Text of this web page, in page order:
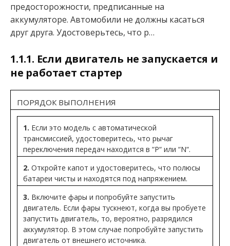
предосторожности, предписанные на
аккумуляторе. Автомобили не должны касаться
друг друга. Удостоверьтесь, что р…
1.1.1. Если двигатель не запускается и
не работает стартер
ПОРЯДОК ВЫПОЛНЕНИЯ
1. Если это модель с автоматической
трансмиссией, удостоверитесь, что рычаг
переключения передач находится в “P“ или “N“.
2. Откройте капот и удостоверитесь, что полюсы
батареи чисты и находятся под напряжением.
3. Включите фары и попробуйте запустить
двигатель. Если фары тускнеют, когда вы пробуете
запустить двигатель, то, вероятно, разрядился
аккумулятор. В этом случае попробуйте запустить
двигатель от внешнего источника.